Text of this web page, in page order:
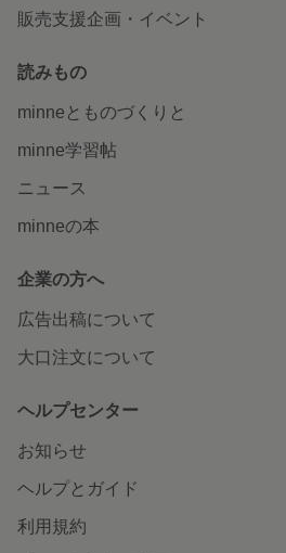
販売支援企画・イベント
読みもの
minneとものづくりと
minne学習帖
ニュース
minneの本
企業の方へ
広告出稿について
大口注文について
ヘルプセンター
お知らせ
ヘルプとガイド
利用規約